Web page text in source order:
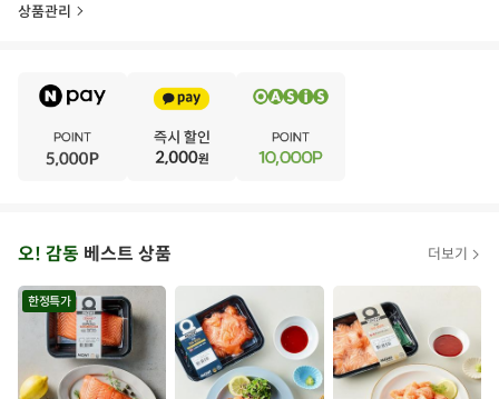
주먹밥 현미주먹밥 찹쌀주먹밥 냉동주먹밥
간편식
아이들식단
지중해식단 오아시스반찬
상품관리
아
시
오! 감동 베스트 상품 더보기
한정특가